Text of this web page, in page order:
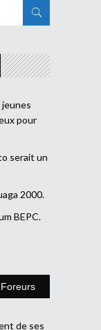
pour
serait un
2000.
BEPC.
de ses